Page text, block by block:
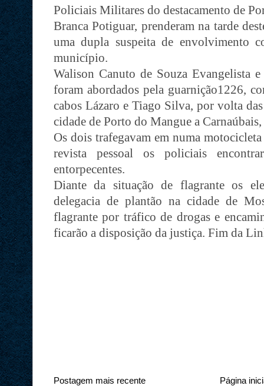
Policiais Militares do destacamento de
Branca Potiguar, prenderam na tarde
uma dupla suspeita de envolvimento
município.
Walison Canuto de Souza Evangelista
foram abordados pela guarnição1226,
cabos Lázaro e Tiago Silva, por volta
cidade de Porto do Mangue a
Os dois trafegavam em numa
revista pessoal os policiais
entorpecentes.
Diante da situação de flagrante os
delegacia de plantão na cidade de
flagrante por tráfico de drogas e
ficarão a disposição da justiça. Fim da
Postagem mais recente Página